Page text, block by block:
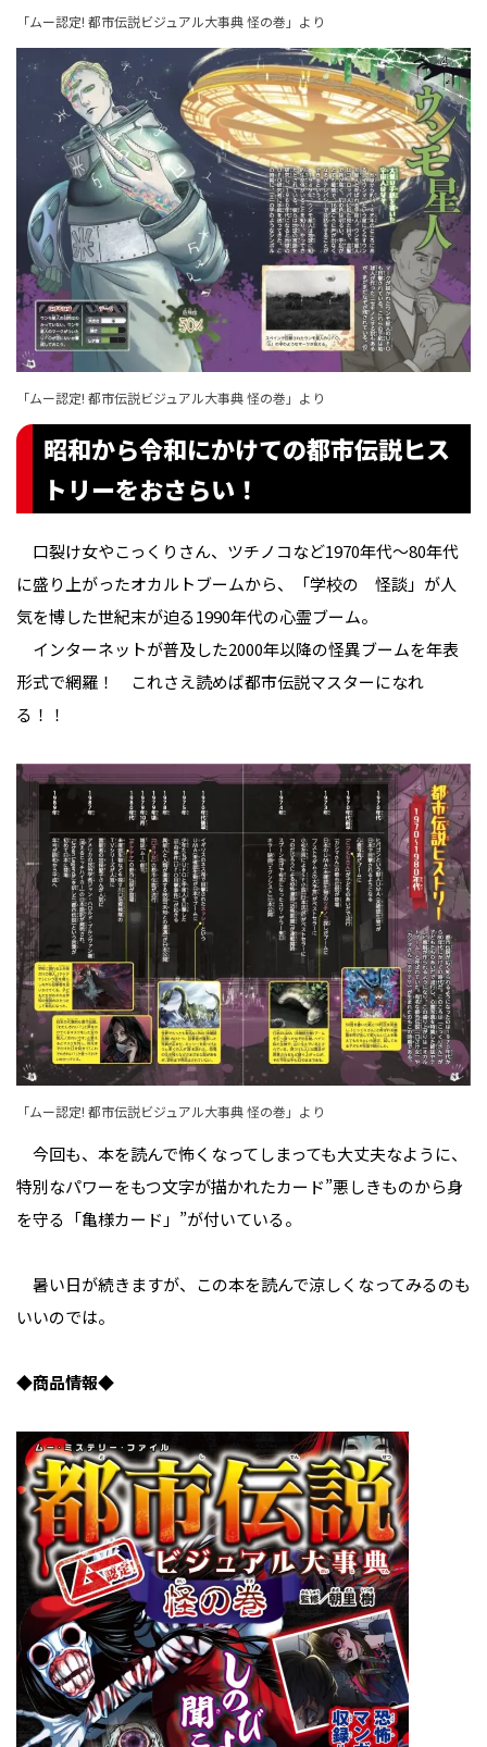
「ムー認定! 都市伝説ビジュアル大事典 怪の巻」より
「ムー認定! 都市伝説ビジュアル大事典 怪の巻」より
昭和から令和にかけての都市伝説ヒス
トリーをおさらい！
口裂け女やこっくりさん、ツチノコなど1970年代〜80年代
に盛り上がったオカルトブームから、「学校の 怪談」が人
気を博した世紀末が迫る1990年代の心霊ブーム。
インターネットが普及した2000年以降の怪異ブームを年表
形式で網羅！ これさえ読めば都市伝説マスターになれ
る！！
「ムー認定! 都市伝説ビジュアル大事典 怪の巻」より
今回も、本を読んで怖くなってしまっても大丈夫なように、
特別なパワーをもつ文字が描かれたカード”悪しきものから身
を守る「亀様カード」”が付いている。
暑い日が続きますが、この本を読んで涼しくなってみるのも
いいのでは。
◆商品情報◆